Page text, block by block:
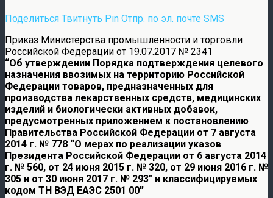
Поделиться Твитнуть Pin Отпр. по эл. почте SMS
Приказ Министерства промышленности и торговли
Российской Федерации от 19.07.2017 № 2341
“Об утверждении Порядка подтверждения целевого
назначения ввозимых на территорию Российской
Федерации товаров, предназначенных для
производства лекарственных средств, медицинских
изделий и биологически активных добавок,
предусмотренных приложением к постановлению
Правительства Российской Федерации от 7 августа
2014 г. № 778 “О мерах по реализации указов
Президента Российской Федерации от 6 августа 2014
г. № 560, от 24 июня 2015 г. № 320, от 29 июня 2016 г. №
305 и от 30 июня 2017 г. № 293″ и классифицируемых
кодом ТН ВЭД ЕАЭС 2501 00”